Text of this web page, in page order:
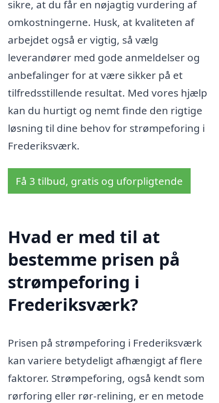
sikre, at du får en nøjagtig vurdering af
omkostningerne. Husk, at kvaliteten af
arbejdet også er vigtig, så vælg
leverandører med gode anmeldelser og
anbefalinger for at være sikker på et
tilfredsstillende resultat. Med vores hjælp
kan du hurtigt og nemt finde den rigtige
løsning til dine behov for strømpeforing i
Frederiksværk.
Få 3 tilbud, gratis og uforpligtende
Hvad er med til at
bestemme prisen på
strømpeforing i
Frederiksværk?
Prisen på strømpeforing i Frederiksværk
kan variere betydeligt afhængigt af flere
faktorer. Strømpeforing, også kendt som
rørforing eller rør-relining, er en metode